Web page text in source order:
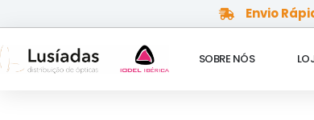
to
content
Envio
SOBRE NÓS